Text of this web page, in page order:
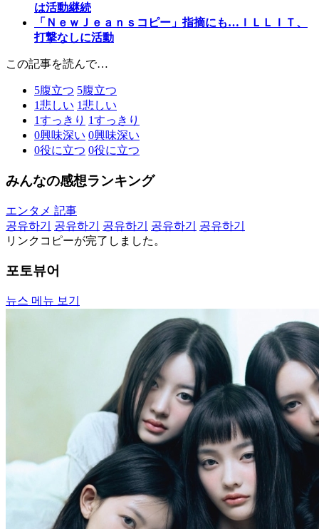
は活動継続
「ＮｅｗＪｅａｎｓコピー」指摘にも…ＩＬＬＩＴ、
打撃なしに活動
この記事を読んで…
5腹立つ 5腹立つ
1悲しい 1悲しい
1すっきり 1すっきり
0興味深い 0興味深い
0役に立つ 0役に立つ
みんなの感想ランキング
エンタメ 記事
공유하기
공유하기 공유하기 공유하기
공유하기
リンクコピーが完了しました。
포토뷰어
뉴스 메뉴 보기